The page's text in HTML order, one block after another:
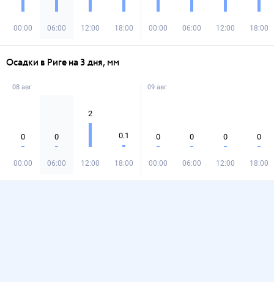
00:00 06:00 12:00 18:00 00:00 06:00 12:00 18:00
Осадки в Риге на 3 дня, мм
08 авг
0
00:00
0
06:00
2
12:00
0.1
18:00
09 авг
0
00:00
0
06:00
0
12:00
0
18:00